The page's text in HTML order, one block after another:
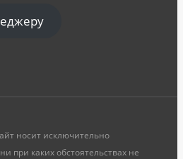
носит исключительно
при каких обстоятельствах не